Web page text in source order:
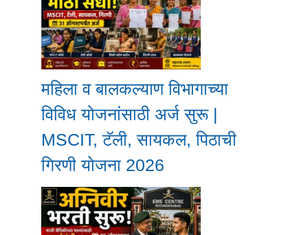
महिला व बालकल्याण विभागाच्या
विविध योजनांसाठी अर्ज सुरू |
MSCIT, टॅली, सायकल, पिठाची
गिरणी योजना 2026